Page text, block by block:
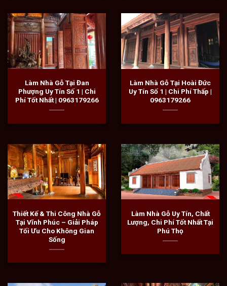
Làm Nhà Gỗ Tại Đan
Phượng Uy Tín Số 1 | Chi
Phí Tốt Nhất | 0963179266
Làm Nhà Gỗ Tại Hoài Đức
Uy Tín Số 1 | Chi Phí Thấp |
0963179266
Thiết Kế & Thi Công Nhà Gỗ
Tại Vĩnh Phúc – Giải Pháp
Tối Ưu Cho Không Gian
Sống
Làm Nhà Gỗ Uy Tín, Chất
Lượng, Chi Phí Tốt Nhất Tại
Phú Thọ